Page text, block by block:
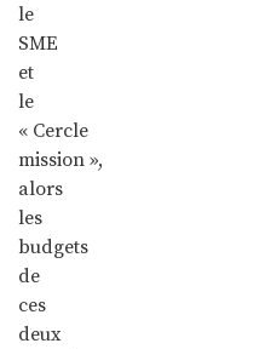
le
SME
et
le
« Cercle
mission »,
alors
les
budgets
de
ces
deux